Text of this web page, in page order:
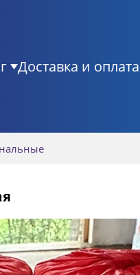
Доставка и оплата